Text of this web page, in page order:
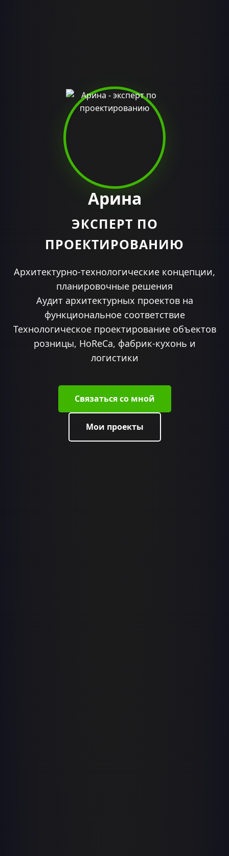
Арина
ЭКСПЕРТ ПО
ПРОЕКТИРОВАНИЮ
Архитектурно-технологические концепции,
планировочные решения
Аудит архитектурных проектов на
функциональное соответствие
Технологическое проектирование объектов
розницы, HoReCa, фабрик-кухонь и
логистики
Связаться со мной
Мои проекты